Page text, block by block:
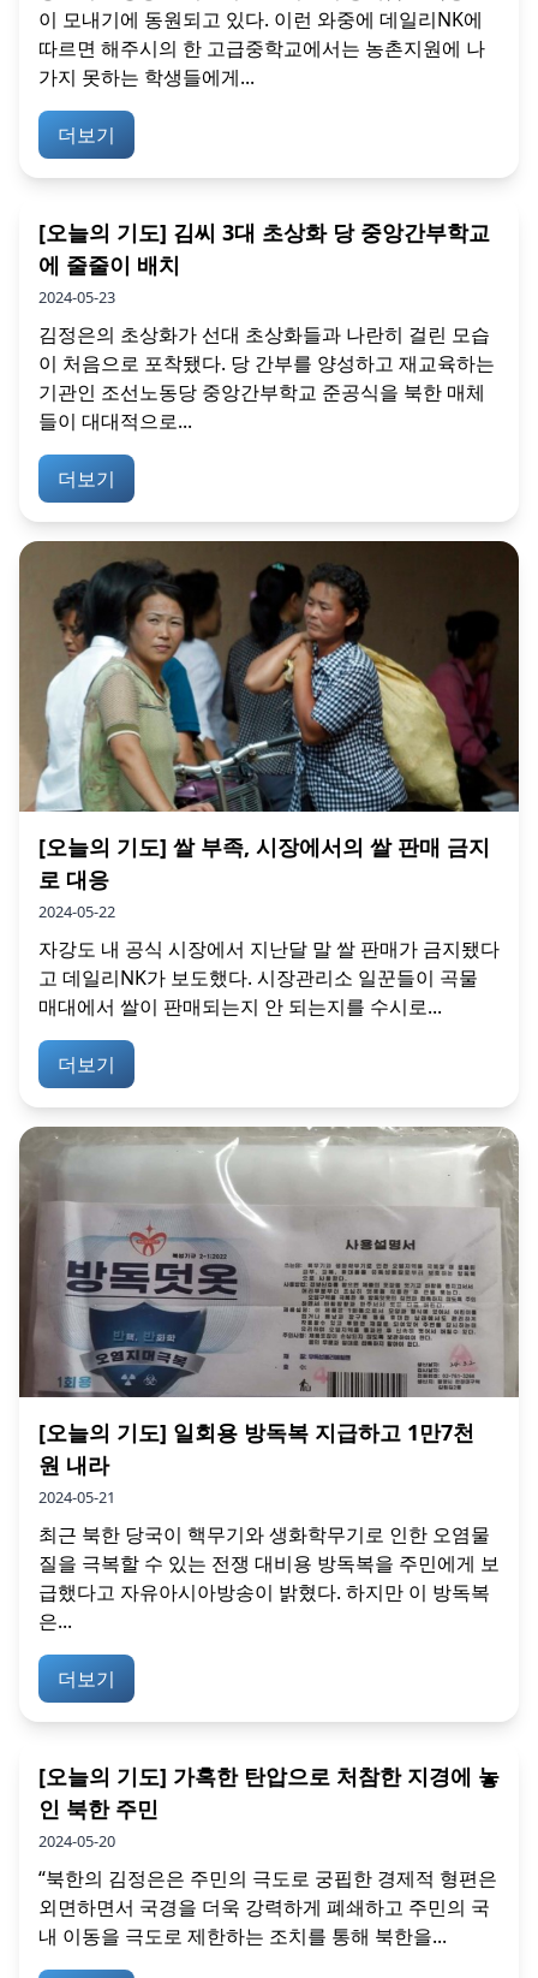
이 모내기에 동원되고 있다. 이런 와중에 데일리NK에
따르면 해주시의 한 고급중학교에서는 농촌지원에 나
가지 못하는 학생들에게...
더보기
[오늘의 기도] 김씨 3대 초상화 당 중앙간부학교
에 줄줄이 배치
2024-05-23
김정은의 초상화가 선대 초상화들과 나란히 걸린 모습
이 처음으로 포착됐다. 당 간부를 양성하고 재교육하는
기관인 조선노동당 중앙간부학교 준공식을 북한 매체
들이 대대적으로...
더보기
[오늘의 기도] 쌀 부족, 시장에서의 쌀 판매 금지
로 대응
2024-05-22
자강도 내 공식 시장에서 지난달 말 쌀 판매가 금지됐다
고 데일리NK가 보도했다. 시장관리소 일꾼들이 곡물
매대에서 쌀이 판매되는지 안 되는지를 수시로...
더보기
[오늘의 기도] 일회용 방독복 지급하고 1만7천
원 내라
2024-05-21
최근 북한 당국이 핵무기와 생화학무기로 인한 오염물
질을 극복할 수 있는 전쟁 대비용 방독복을 주민에게 보
급했다고 자유아시아방송이 밝혔다. 하지만 이 방독복
은...
더보기
[오늘의 기도] 가혹한 탄압으로 처참한 지경에 놓
인 북한 주민
2024-05-20
“북한의 김정은은 주민의 극도로 궁핍한 경제적 형편은
외면하면서 국경을 더욱 강력하게 폐쇄하고 주민의 국
내 이동을 극도로 제한하는 조치를 통해 북한을...